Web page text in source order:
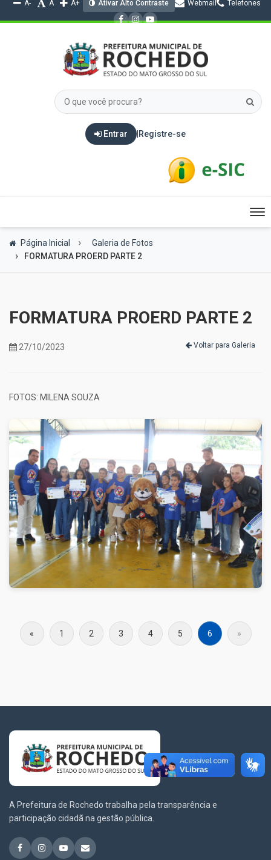
A- A A+ Ativar Alto Contraste Webmail Telefones
Entrar Registre-se
Página Inicial
Galeria de Fotos
FORMATURA PROERD PARTE 2
FORMATURA PROERD PARTE 2
27/10/2023 Voltar para Galeria
FOTOS: MILENA SOUZA
« 1 2 3 4 5 6 »
A Prefeitura de Rochedo trabalha pela transparência e
participação cidadã na gestão pública.